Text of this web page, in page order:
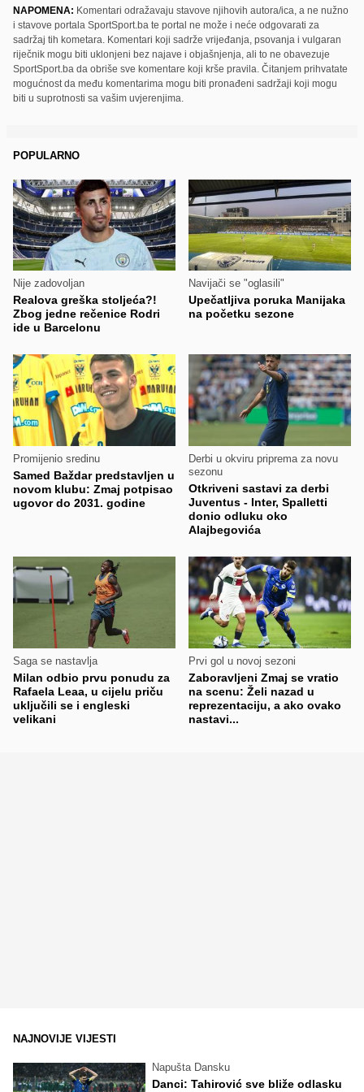
NAPOMENA: Komentari odražavaju stavove njihovih autora/ica, a ne nužno
i stavove portala SportSport.ba te portal ne može i neće odgovarati za
sadržaj tih kometara. Komentari koji sadrže vrijeđanja, psovanja i vulgaran
riječnik mogu biti uklonjeni bez najave i objašnjenja, ali to ne obavezuje
SportSport.ba da obriše sve komentare koji krše pravila. Čitanjem prihvatate
mogućnost da među komentarima mogu biti pronađeni sadržaji koji mogu
biti u suprotnosti sa vašim uvjerenjima.
POPULARNO
Nije zadovoljan
Realova greška stoljeća?!
Zbog jedne rečenice Rodri
ide u Barcelonu
Navijači se "oglasili"
Upečatljiva poruka Manijaka
na početku sezone
Promijenio sredinu
Samed Baždar predstavljen u
novom klubu: Zmaj potpisao
ugovor do 2031. godine
Derbi u okviru priprema za novu
sezonu
Otkriveni sastavi za derbi
Juventus - Inter, Spalletti
donio odluku oko
Alajbegovića
Saga se nastavlja
Milan odbio prvu ponudu za
Rafaela Leaa, u cijelu priču
uključili se i engleski
velikani
Prvi gol u novoj sezoni
Zaboravljeni Zmaj se vratio
na scenu: Želi nazad u
reprezentaciju, a ako ovako
nastavi...
NAJNOVIJE VIJESTI
Napušta Dansku
Danci: Tahirović sve bliže odlasku